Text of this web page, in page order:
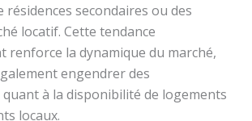
secondaires ou des
locatif. Cette tendance
renforce la dynamique du marché,
engendrer des
à la disponibilité de logements
locaux.